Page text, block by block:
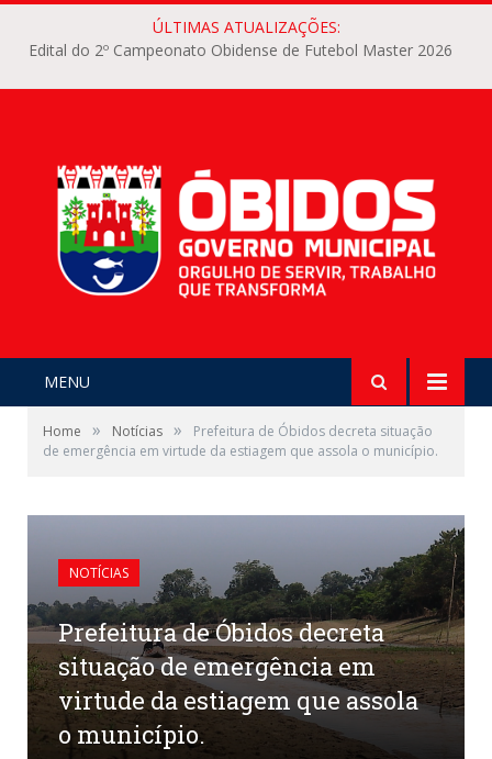
ÚLTIMAS ATUALIZAÇÕES:
Edital do 2º Campeonato Obidense de Futebol Master 2026
MENU
Home » Notícias »
Prefeitura de Óbidos decreta situação
de emergência em virtude da estiagem que assola o município.
NOTÍCIAS
Prefeitura de Óbidos decreta
situação de emergência em
virtude da estiagem que assola
o município.